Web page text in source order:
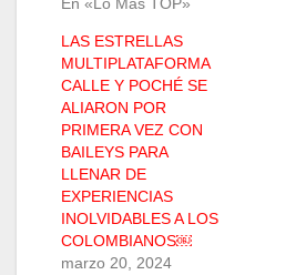
En «Lo Más TOP»
LAS ESTRELLAS
MULTIPLATAFORMA
CALLE Y POCHÉ SE
ALIARON POR
PRIMERA VEZ CON
BAILEYS PARA
LLENAR DE
EXPERIENCIAS
INOLVIDABLES A LOS
COLOMBIANOS￼
marzo 20, 2024